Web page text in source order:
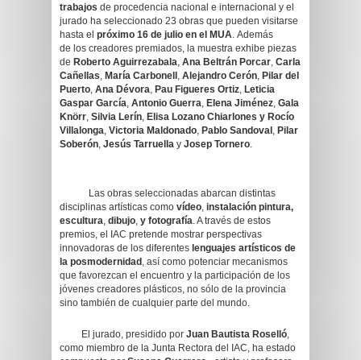
trabajos de procedencia nacional e internacional y el
jurado ha seleccionado 23 obras que pueden visitarse
hasta el próximo 16 de julio en el MUA. Además
de los creadores premiados, la muestra exhibe piezas
de Roberto Aguirrezabala, Ana Beltrán Porcar, Carla
Cañellas, María Carbonell , Alejandro Cerón, Pilar del
Puerto, Ana Dévora, Pau Figueres Ortiz, Leticia
Gaspar García, Antonio Guerra, Elena Jiménez, Gala
Knörr, Silvia Lerín, Elisa Lozano Chiarlones y Rocío
Villalonga, Victoria Maldonado, Pablo Sandoval , Pilar
Soberón, Jesús Tarruella y Josep Tornero.
Las obras seleccionadas abarcan distintas
disciplinas artísticas como vídeo, instalación pintura,
escultura, dibujo, y fotografía. A través de estos
premios, el IAC pretende mostrar perspectivas
innovadoras de los diferentes lenguajes artísticos de
la posmodernidad , así como potenciar mecanismos
que favorezcan el encuentro y la participación de los
jóvenes creadores plásticos, no sólo de la provincia
sino también de cualquier parte del mundo.
El jurado, presidido por Juan Bautista Roselló,
como miembro de la Junta Rectora del IAC, ha estado